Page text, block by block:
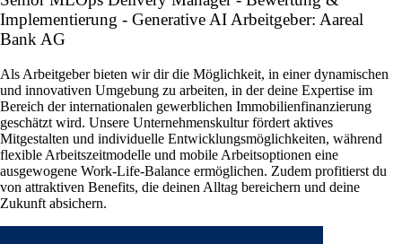
Implementierung - Generative AI Arbeitgeber: Aareal
Bank AG
Als Arbeitgeber bieten wir dir die Möglichkeit, in einer dynamischen
und innovativen Umgebung zu arbeiten, in der deine Expertise im
Bereich der internationalen gewerblichen Immobilienfinanzierung
geschätzt wird. Unsere Unternehmenskultur fördert aktives
Mitgestalten und individuelle Entwicklungsmöglichkeiten, während
flexible Arbeitszeitmodelle und mobile Arbeitsoptionen eine
ausgewogene Work-Life-Balance ermöglichen. Zudem profitierst du
von attraktiven Benefits, die deinen Alltag bereichern und deine
Zukunft absichern.